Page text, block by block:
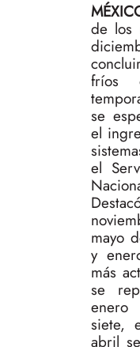
de los
fríos
se
el
el
mayo
y
más
se
enero
siete,
abril